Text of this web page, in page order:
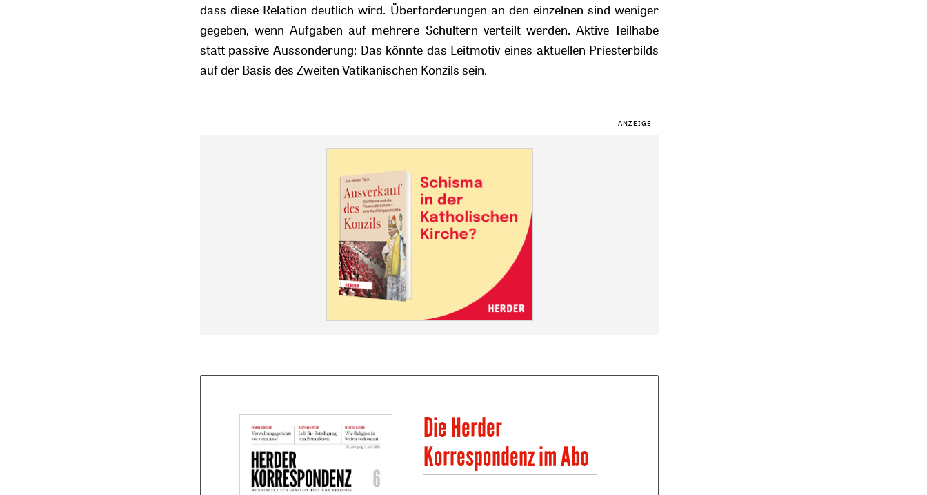
dass diese Relation deutlich wird. Überforderungen an den einzelnen sind weniger
gegeben, wenn Aufgaben auf mehrere Schultern verteilt werden. Aktive Teilhabe
statt passive Aussonderung: Das könnte das Leitmotiv eines aktuellen Priesterbilds
auf der Basis des Zweiten Vatikanischen Konzils sein.
Die Herder
Korrespondenz im Abo